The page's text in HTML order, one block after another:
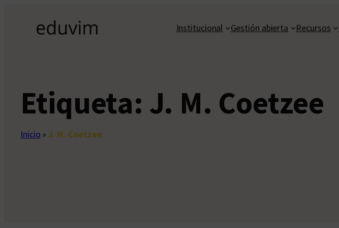
contenido
Institucional Gestión abierta Recursos
Etiqueta: J. M. Coetzee
Inicio »J. M. Coetzee